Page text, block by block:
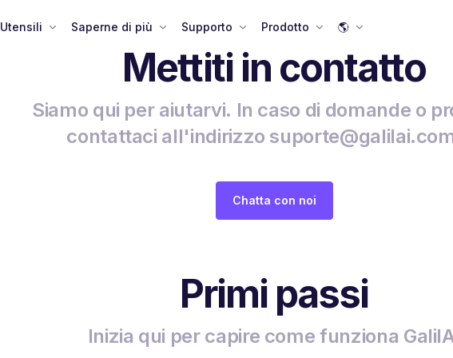
Utensili Saperne di più Supporto Prodotto 🌎
Mettiti in contatto
Siamo qui per aiutarvi. In caso di domande o
contattaci all'indirizzo
Chatta con noi
Primi passi
Inizia qui per capire come funziona